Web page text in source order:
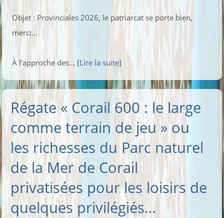
Objet : Provinciales 2026, le patriarcat se porte bien,
merci…
À l’approche des... [Lire la suite]
Régate « Corail 600 : le large
comme terrain de jeu » ou
les richesses du Parc naturel
de la Mer de Corail
privatisées pour les loisirs de
quelques privilégiés…